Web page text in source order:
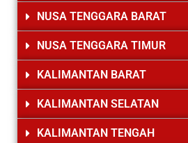
NUSA TENGGARA BARAT
NUSA TENGGARA TIMUR
KALIMANTAN BARAT
KALIMANTAN SELATAN
KALIMANTAN TENGAH